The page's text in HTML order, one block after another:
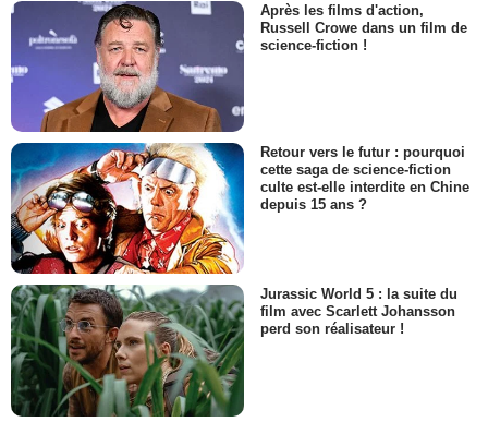
Après les films d'action,
Russell Crowe dans un film de
science-fiction !
Retour vers le futur : pourquoi
cette saga de science-fiction
culte est-elle interdite en Chine
depuis 15 ans ?
Jurassic World 5 : la suite du
film avec Scarlett Johansson
perd son réalisateur !